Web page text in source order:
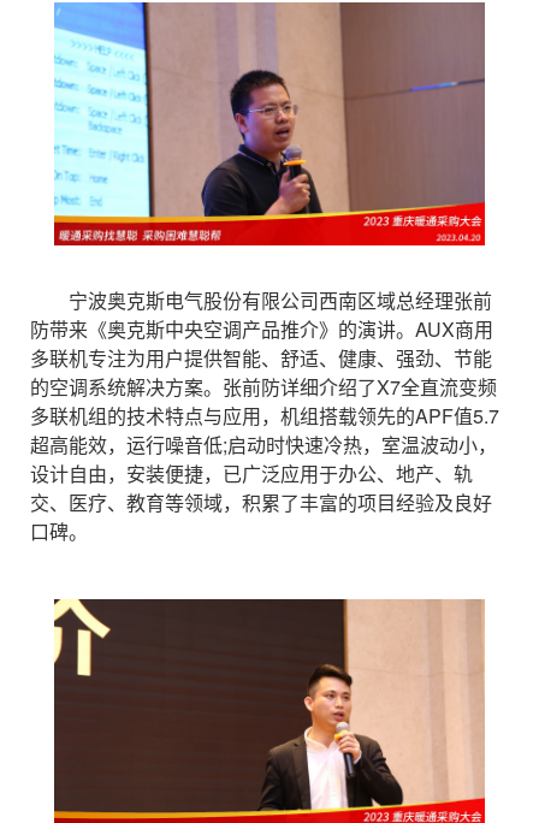
宁波奥克斯电气股份有限公司西南区域总经理张前
防带来《奥克斯中央空调产品推介》的演讲。AUX商用
多联机专注为用户提供智能、舒适、健康、强劲、节能
的空调系统解决方案。张前防详细介绍了X7全直流变频
多联机组的技术特点与应用，机组搭载领先的APF值5.7
超高能效，运行噪音低;启动时快速冷热，室温波动小，
设计自由，安装便捷，已广泛应用于办公、地产、轨
交、医疗、教育等领域，积累了丰富的项目经验及良好
口碑。